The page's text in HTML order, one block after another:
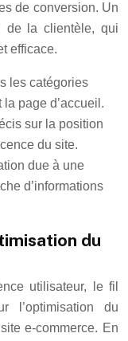
de conversion. Un
de la clientèle, qui
efficace.
les catégories
page d’accueil.
sur la position
du site.
due à une
d’informations
du
utilisateur, le fil
l’optimisation du
e-commerce. En